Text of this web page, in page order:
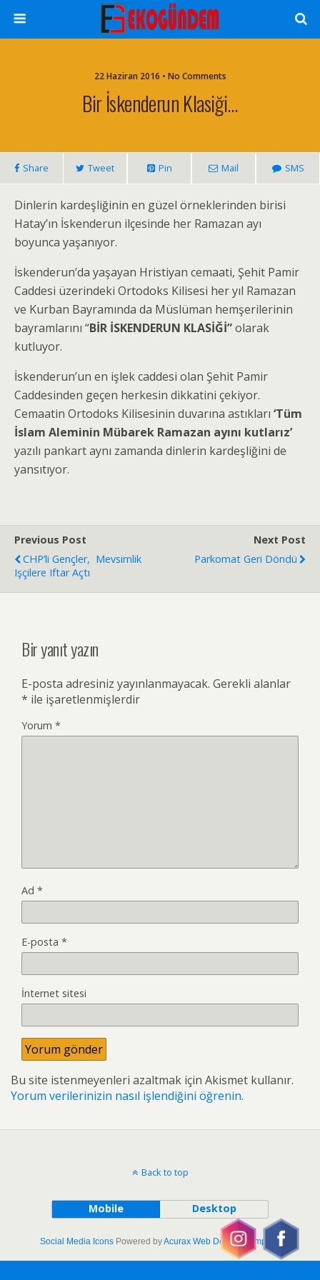
22 Haziran 2016 • No Comments
Bir İskenderun Klasiği…
Share Tweet Pin Mail SMS
Dinlerin kardeşliğinin en güzel örneklerinden birisi
Hatay’ın İskenderun ilçesinde her Ramazan ayı
boyunca yaşanıyor.
İskenderun’da yaşayan Hristiyan cemaati, Şehit Pamir
Caddesi üzerindeki Ortodoks Kilisesi her yıl Ramazan
ve Kurban Bayramında da Müslüman hemşerilerinin
bayramlarını “BİR İSKENDERUN KLASİĞİ”olarak
kutluyor.
İskenderun’un en işlek caddesi olan Şehit Pamir
Caddesinden geçen herkesin dikkatini çekiyor.
Cemaatin Ortodoks Kilisesinin duvarına astıkları ‘Tüm
İslam Aleminin Mübarek Ramazan ayını kutlarız’
yazılı pankart aynı zamanda dinlerin kardeşliğini de
yansıtıyor.
Previous Post
CHP’li Gençler, Mevsimlik
Işçilere Iftar Açtı
Next Post
Parkomat Geri Döndü
Bir yanıt yazın
E-posta adresiniz yayınlanmayacak. Gerekli alanlar
* ile işaretlenmişlerdir
Yorum *
Ad *
E-posta *
İnternet sitesi
Bu site istenmeyenleri azaltmak için Akismet kullanır.
Yorum verilerinizin nasıl işlendiğini öğrenin.
Back to top
Mobile Desktop
Social Media IconsPowered byAcurax Web Design Company